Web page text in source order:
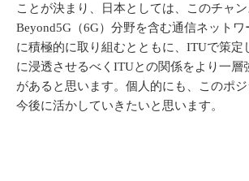
ことが決まり、日本としては、このチャン
Beyond5G（6G）分野を含む通信ネット
に積極的に取り組むとともに、ITUで策定
に浸透させるべくITUとの関係をより一層
があると思います。個人的にも、このポ
今後に活かしていきたいと思います。